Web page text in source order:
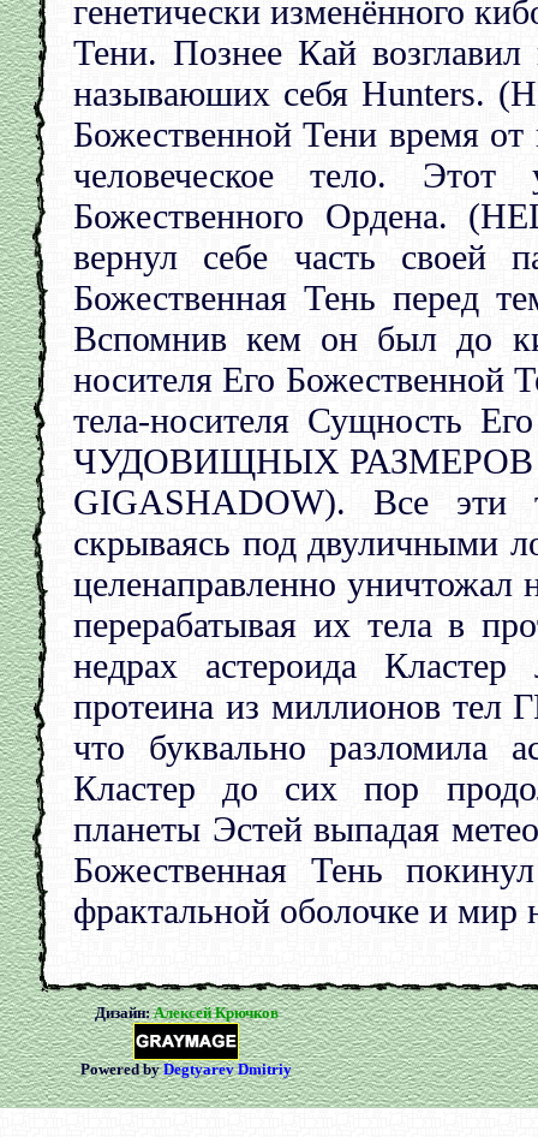
генетически изменённого
Тени. Познее Кай
называюших себя Hunters.
Божественной Тени время от
человеческое тело.
Божественного Ордена.
вернул себе часть своей
Божественная Тень перед
Вспомнив кем он был до
носителя Его Божественной
тела-носителя Сущность
ЧУДОВИЩНЫХ РАЗМЕРОВ
GIGASHADOW). Все эти
скрываясь под двуличными
целенаправленно уничтожал
перерабатывая их тела в
недрах астероида
протеина из миллионов тел
что буквально разломила
Кластер до сих пор
планеты Эстей выпадая
Божественная Тень
фрактальной оболочке и мир
Дизайн:Алексей Крючков
Powered byDegtyarev Dmitriy